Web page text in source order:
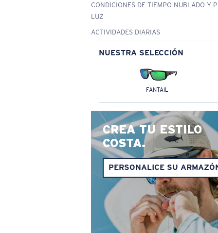
CONDICIONES DE TIEMPO NUBLADO Y
LUZ
ACTIVIDADES DIARIAS
NUESTRA SELECCIÓN
FANTAIL
CREA TU ESTILO
COSTA.
PERSONALICE SU